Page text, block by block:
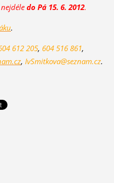
do Pá 15. 6. 2012.
.
612 205, 604 516 861,
, IvSmitkova@seznam.cz.